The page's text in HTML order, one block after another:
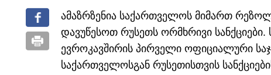
ამაზრზენია საქართველოს მიმართ
დავუწესოთ რუსეთს ორმხრივი
ევროკავშირის პირველი ოფიციალური
საქართველოსგან რუსეთისთვის